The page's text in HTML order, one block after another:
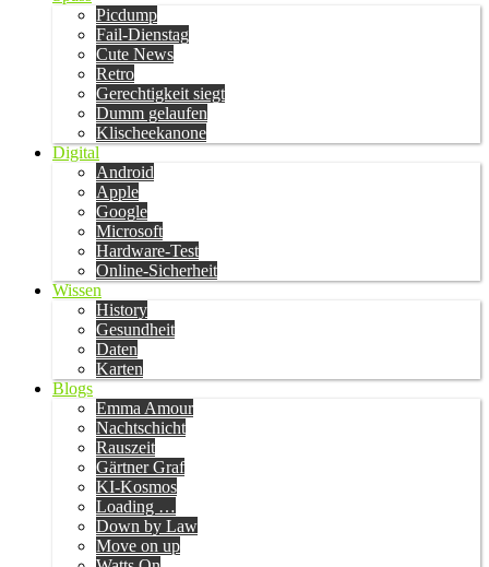
Picdump
Fail-Dienstag
Cute News
Retro
Gerechtigkeit siegt
Dumm gelaufen
Klischeekanone
Digital
Android
Apple
Google
Microsoft
Hardware-Test
Online-Sicherheit
Wissen
History
Gesundheit
Daten
Karten
Blogs
Emma Amour
Nachtschicht
Rauszeit
Gärtner Graf
KI-Kosmos
Loading …
Down by Law
Move on up